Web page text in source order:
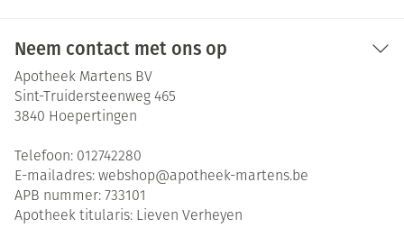
Neem contact met ons op
Apotheek Martens BV
Sint-Truidersteenweg 465
3840 Hoepertingen
Telefoon: 012742280
E-mailadres: webshop@apotheek-martens.be
APB nummer: 733101
Apotheek titularis: Lieven Verheyen